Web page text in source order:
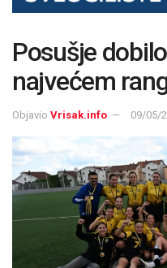
Posušje
najvećem
Objavio Vrisak.info 09/05/